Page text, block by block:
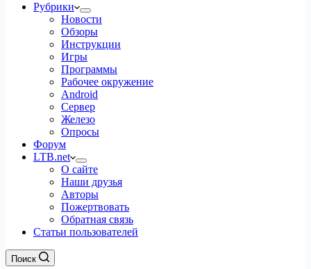
Рубрики
Новости
Обзоры
Инструкции
Игры
Программы
Рабочее окружение
Android
Сервер
Железо
Опросы
Форум
LTB.net
О сайте
Наши друзья
Авторы
Пожертвовать
Обратная связь
Статьи пользователей
Поиск